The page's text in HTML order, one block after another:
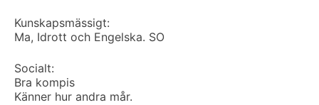
Kunskapsmässigt:
Ma, Idrott och Engelska. SO
Socialt:
Bra kompis
Känner hur andra mår.